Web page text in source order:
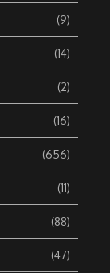
(9)
(14)
(2)
(16)
(656)
(11)
(88)
(47)